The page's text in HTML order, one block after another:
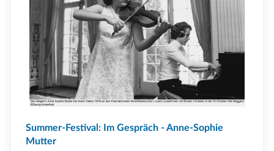
Summer-Festival: Im Gespräch - Anne-Sophie
Mutter